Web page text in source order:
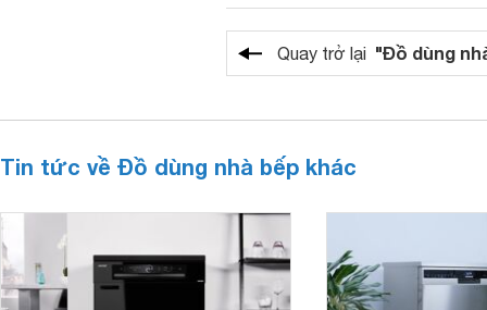
Quay trở lại "Đồ dùng
Tin tức về Đồ dùng nhà bếp khác